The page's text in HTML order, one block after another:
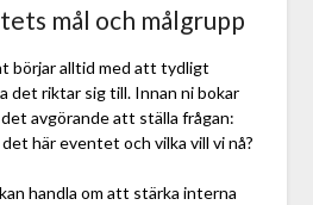
mål och målgrupp
börjar alltid med att tydligt
det riktar sig till. Innan ni bokar
avgörande att ställa frågan:
här eventet och vilka vill vi nå?
handla om att stärka interna